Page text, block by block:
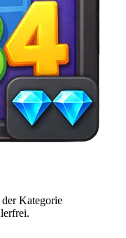
Kategorie